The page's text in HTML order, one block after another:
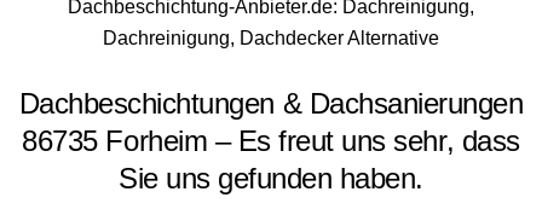
Dachbeschichtungen & Dachsanierungen
86735 Forheim – Es freut uns sehr, dass
Sie uns gefunden haben.